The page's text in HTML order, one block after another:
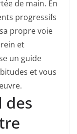
de main. En
progressifs
propre voie
et
un guide
et vous
des